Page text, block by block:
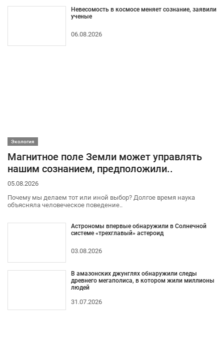
Невесомость в космосе меняет сознание, заявили
ученые
06.08.2026
Экология
Магнитное поле Земли может управлять
нашим сознанием, предположили..
05.08.2026
Почему мы делаем тот или иной выбор? Долгое время наука
объясняла человеческое поведение..
Астрономы впервые обнаружили в Солнечной
системе «трехглавый» астероид
03.08.2026
В амазонских джунглях обнаружили следы
древнего мегаполиса, в котором жили миллионы
людей
31.07.2026